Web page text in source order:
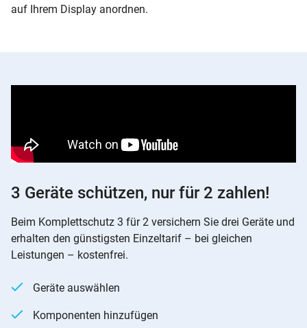
auf Ihrem Display anordnen.
3 Geräte schützen, nur für 2 zahlen!
Beim Komplettschutz 3 für 2 versichern Sie drei Geräte und
erhalten den günstigsten Einzeltarif – bei gleichen
Leistungen – kostenfrei.
Geräte auswählen
Komponenten hinzufügen